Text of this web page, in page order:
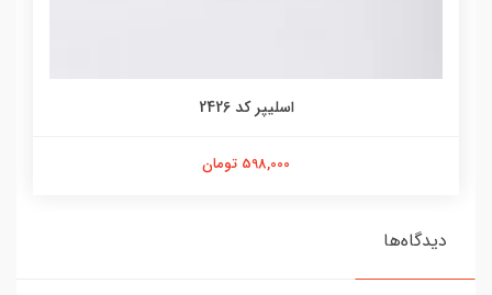
اسلیپر کد 2426
598,000 تومان
دیدگاه‌ها